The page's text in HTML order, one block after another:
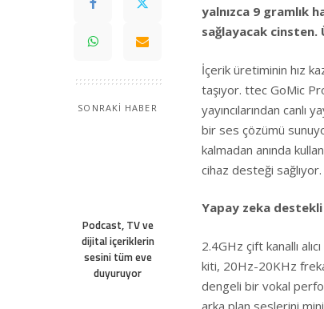
SONRAKİ HABER
Podcast, TV ve
dijital içeriklerin
sesini tüm eve
duyuruyor
yalnızca 9 gramlık
sağlayacak cinsten.
İçerik üretiminin hız
taşıyor. ttec GoMic
yayıncılarından canlı
bir ses çözümü
kalmadan anında
cihaz desteği sağlıyor.
Yapay zeka
2.4GHz çift kanallı
kiti, 20Hz-20KHz
dengeli bir vokal
arka plan seslerini